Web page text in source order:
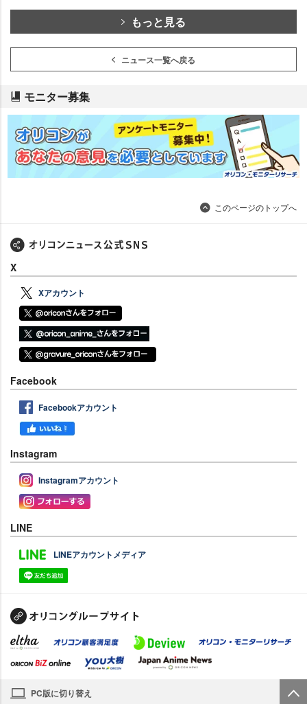
もっと見る
ニュース一覧へ戻る
モニター募集
このページのトップへ
X
Xアカウント
Facebook
Facebookアカウント
Instagram
Instagramアカウント
LINE
LINEアカウントメディア
PC版に切り替え